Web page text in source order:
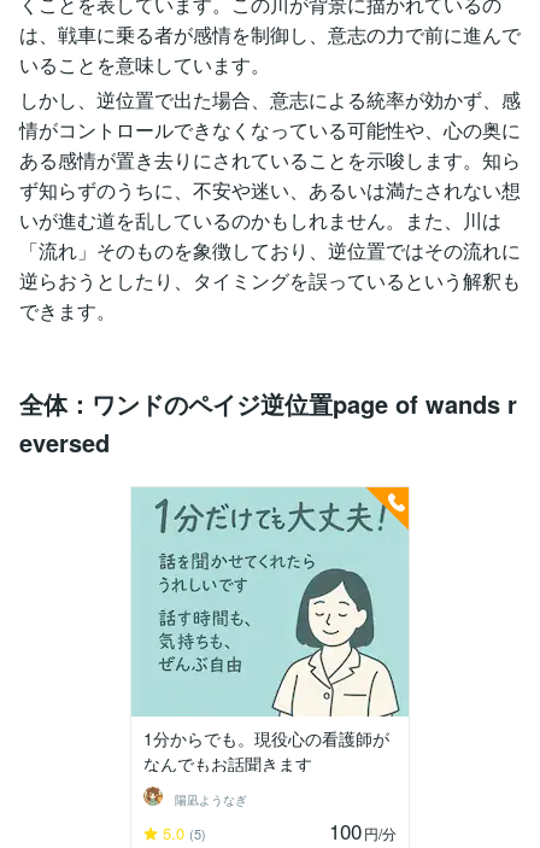
は、戦車に乗る者が感情を制御し、意志の力で前に進んで
いることを意味しています。
しかし、逆位置で出た場合、意志による統率が効かず、感
情がコントロールできなくなっている可能性や、心の奥に
ある感情が置き去りにされていることを示唆します。知ら
ず知らずのうちに、不安や迷い、あるいは満たされない想
いが進む道を乱しているのかもしれません。また、川は
「流れ」そのものを象徴しており、逆位置ではその流れに
逆らおうとしたり、タイミングを誤っているという解釈も
できます。
全体：ワンドのペイジ逆位置page of wands r
eversed
1分からでも。現役心の看護師が
なんでもお話聞きます
陽凪ようなぎ
5.0 (5) 100円/分